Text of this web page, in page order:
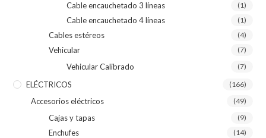
Cable encauchetado 3 líneas (1)
Cable encauchetado 4 líneas (1)
Cables estéreos (4)
Vehicular (7)
Vehicular Calibrado (7)
ELÉCTRICOS (166)
Accesorios eléctricos (49)
Cajas y tapas (9)
Enchufes (14)